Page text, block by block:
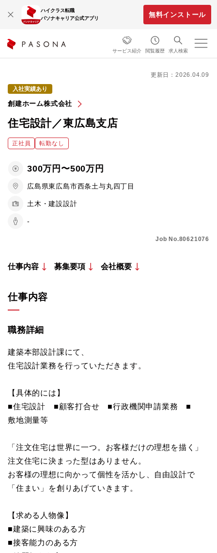
ハイクラス転職
パソナキャリア公式アプリ
無料インストール
サービス紹介 閲覧履歴 求人検索
更新日：2026.04.09
入社実績あり
創建ホーム株式会社
住宅設計／東広島支店
正社員 転勤なし
300万円〜500万円
広島県東広島市西条土与丸四丁目
土木・建設設計
-
Job No.80621076
仕事内容 募集要項 会社概要
仕事内容
職務詳細
建築本部設計課にて、
住宅設計業務を行っていただきます。
【具体的には】
■住宅設計 ■顧客打合せ ■行政機関申請業務 ■
敷地測量等
「注文住宅は世界に一つ。お客様だけの理想を描く」
注文住宅に決まった型はありません。
お客様の理想に向かって個性を活かし、自由設計で
「住まい」を創りあげていきます。
【求める人物像】
■建築に興味のある方
■接客能力のある方